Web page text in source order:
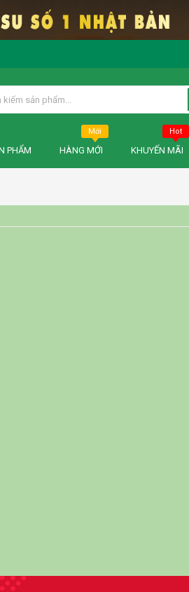
PHẨM
Mới
HÀNG MỚI
Hot
KHUYẾN MÃI